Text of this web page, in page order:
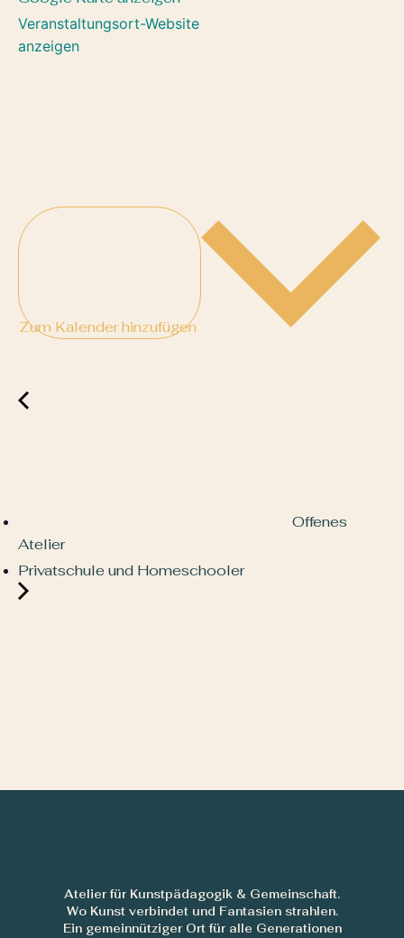
Veranstaltungsort-Website
anzeigen
Zum Kalender hinzufügen
Offenes
Atelier
Privatschule und Homeschooler
Atelier für Kunstpädagogik & Gemeinschaft.
Wo Kunst verbindet und Fantasien strahlen.
Ein gemeinnütziger Ort für alle Generationen